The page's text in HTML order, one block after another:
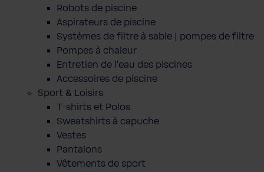
Robots de piscine
Aspirateurs de piscine
Systèmes de filtre à sable | pompes de filtre
Pompes à chaleur
Entretien de l'eau des piscines
Accessoires de piscine
Sport & Loisirs
T-shirts et Polos
Sweatshirts à capuche
Vestes
Pantalons
Vêtements de sport